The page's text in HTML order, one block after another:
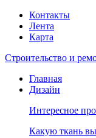
Контакты
Лента
Карта
Строительство и
Главная
Дизайн
Интересное
Какую ткань